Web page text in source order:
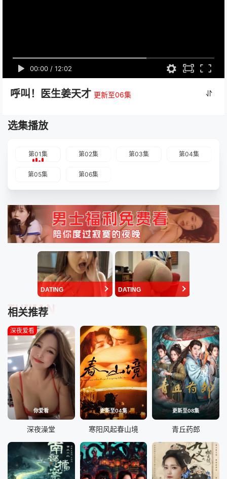
00:00 / 12:02
呼叫！医生姜天才 更新至06集
选集播放
第01集 第02集 第03集 第04集
第05集 第06集
DATING DATING
相关推荐
TUIJIAN
你爱看
深夜爱看
深夜澡堂
更新至04集
寒阳风起春山境
更新至08集
青丘药郎